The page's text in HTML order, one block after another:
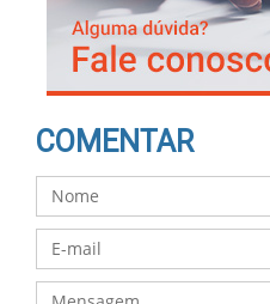
COMENTAR